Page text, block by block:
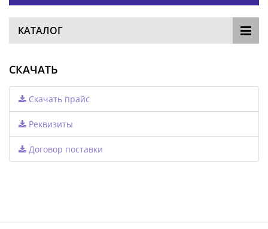
КАТАЛОГ
СКАЧАТЬ
Скачать прайс
Реквизиты
Договор поставки